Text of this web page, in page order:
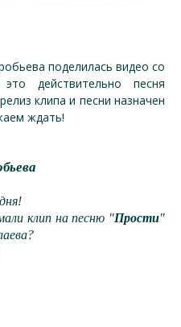
поделилась видео со
действительно песня
клипа и песни назначен
ждать!
клип на песню "Прости"